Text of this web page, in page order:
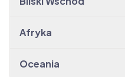
Afryka
Oceania